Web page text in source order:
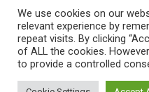
De Ark -
We use cookies on our
relevant experience by
repeat visits. By clicking
of ALL the cookies.
to provide a controlled